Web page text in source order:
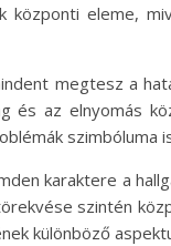
központi eleme,
megtesz a
és az elnyomás
szimbóluma
karaktere a
szintén
különböző